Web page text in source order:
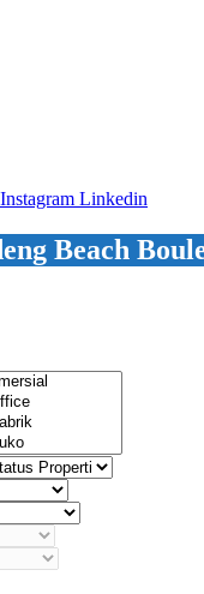
Instagram Linkedin
Beach